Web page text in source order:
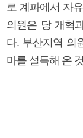
로 계파에서 자
의원은 당 개혁
다. 부산지역 의
마를 설득해 온